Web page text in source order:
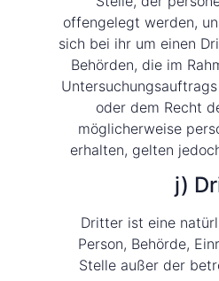
offengelegt werden,
sich bei ihr um einen
Behörden, die im
oder dem Recht
möglicherweise
erhalten, gelten
j)
Dritter ist eine
Person, Behörde,
Stelle außer der